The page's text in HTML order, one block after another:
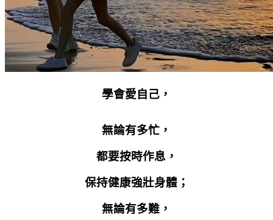
學會愛自己，
無論有多忙，
都要按時作息，
保持健康強壯身體；
無論有多難，